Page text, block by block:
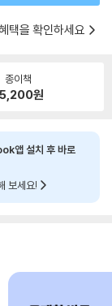
택을 확인하세요
종이책
원
앱 설치 후 바로
보세요!